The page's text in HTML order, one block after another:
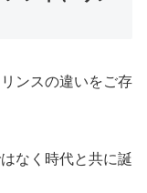
ンスの違いをご存
なく時代と共に誕